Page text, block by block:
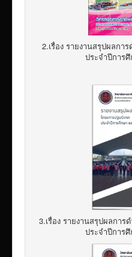
2.เรื่อง รายงานสรุปผลกา
ประจำปีการ
3.เรื่อง รายงานสรุปผลการ
ประจำปีการ